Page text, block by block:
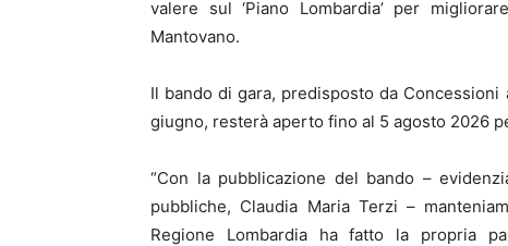
valere sul ‘Piano Lombardia’ per
Mantovano.
Il bando di gara, predisposto da
giugno, resterà aperto fino al 5 agosto 2026
“Con la pubblicazione del bando –
pubbliche, Claudia Maria Terzi –
Regione Lombardia ha fatto la propria